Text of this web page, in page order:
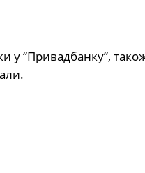
“Привадбанку”,